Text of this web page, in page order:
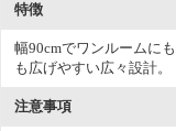
特徴
幅90cmでワンルームに
も広げやすい広々設計。
注意事項